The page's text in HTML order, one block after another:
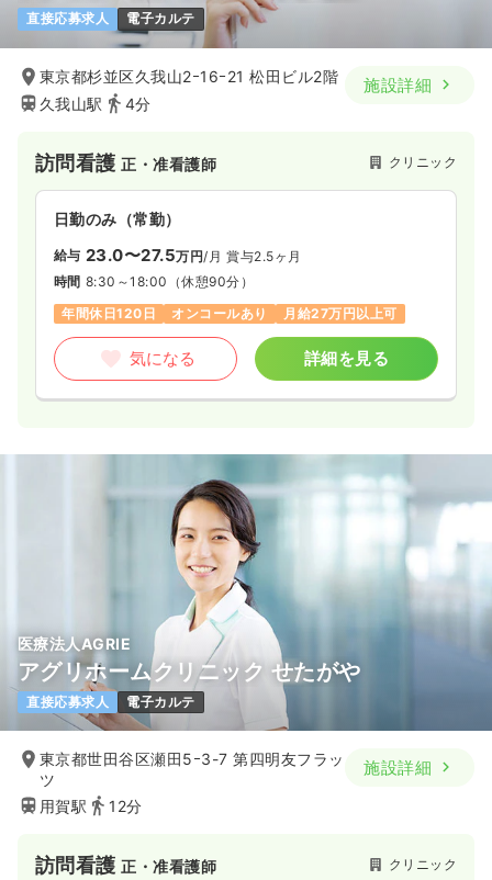
直接応募求人 電子カルテ
東京都杉並区久我山2ｰ16ｰ21 松田ビル2階
久我山駅
4分
施設詳細
訪問看護正・准看護師 クリニック
日勤のみ（常勤）
給与 23.0〜27.5万円/月 賞与2.5ヶ月
時間 8:30～18:00 （休憩90分）
年間休日120日
オンコールあり 月給27万円以上可
気になる 詳細を見る
医療法人AGRIE
アグリホームクリニック せたがや
直接応募求人 電子カルテ
東京都世田谷区瀬田5ｰ3-7 第四明友フラッ
ツ
用賀駅
12分
施設詳細
訪問看護正・准看護師 クリニック